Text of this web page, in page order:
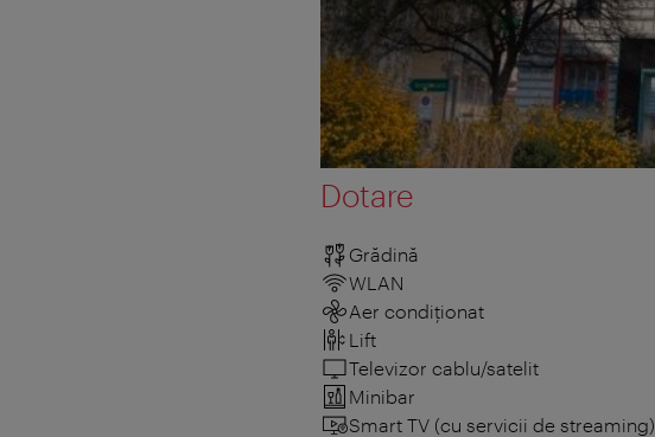
Dotare
Grădină
WLAN
Aer condiționat
Lift
Televizor cablu/satelit
Minibar
Smart TV (cu servicii de streaming)